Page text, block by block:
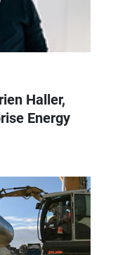
Haller,
Energy